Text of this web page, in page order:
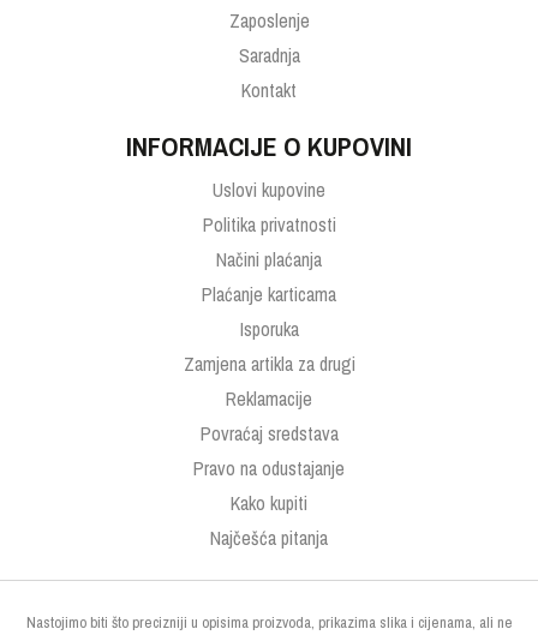
Zaposlenje
Saradnja
Kontakt
INFORMACIJE O KUPOVINI
Uslovi kupovine
Politika privatnosti
Načini plaćanja
Plaćanje karticama
Isporuka
Zamjena artikla za drugi
Reklamacije
Povraćaj sredstava
Pravo na odustajanje
Kako kupiti
Najčešća pitanja
Nastojimo biti što precizniji u opisima proizvoda, prikazima slika i cijenama, ali ne